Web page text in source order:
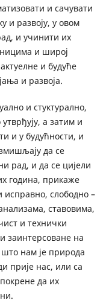
и сачувати
и развоју, у овом
и учинити их
и широј
и будуће
и развоја.
и стуктурално,
а затим и
и у будућности, и
да се
рад, и да се цијели
година, прикаже
исправно, слободно –
ставовима,
и технички
заинтерсоване на
што нам је природа
прије нас, или са
да их